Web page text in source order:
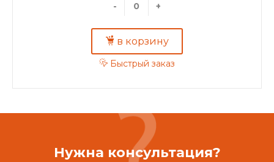
- +
в корзину
Быстрый заказ
Нужна консультация?